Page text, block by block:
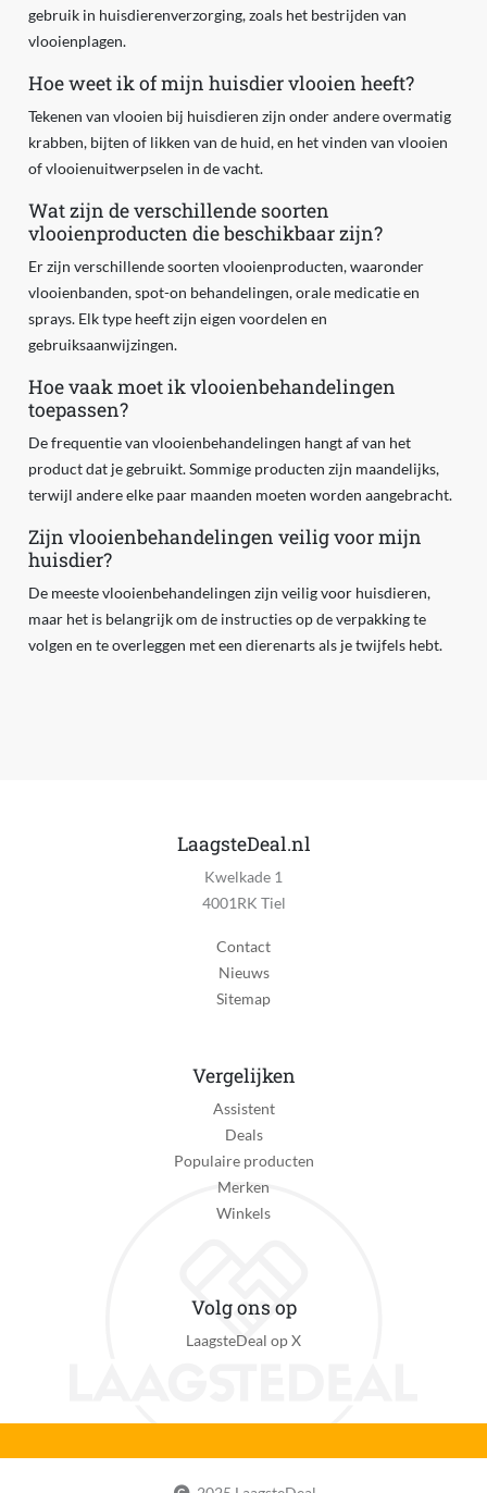
gebruik in huisdierenverzorging, zoals het bestrijden van
vlooienplagen.
Hoe weet ik of mijn huisdier vlooien heeft?
Tekenen van vlooien bij huisdieren zijn onder andere overmatig
krabben, bijten of likken van de huid, en het vinden van vlooien
of vlooienuitwerpselen in de vacht.
Wat zijn de verschillende soorten
vlooienproducten die beschikbaar zijn?
Er zijn verschillende soorten vlooienproducten, waaronder
vlooienbanden, spot-on behandelingen, orale medicatie en
sprays. Elk type heeft zijn eigen voordelen en
gebruiksaanwijzingen.
Hoe vaak moet ik vlooienbehandelingen
toepassen?
De frequentie van vlooienbehandelingen hangt af van het
product dat je gebruikt. Sommige producten zijn maandelijks,
terwijl andere elke paar maanden moeten worden aangebracht.
Zijn vlooienbehandelingen veilig voor mijn
huisdier?
De meeste vlooienbehandelingen zijn veilig voor huisdieren,
maar het is belangrijk om de instructies op de verpakking te
volgen en te overleggen met een dierenarts als je twijfels hebt.
LaagsteDeal.nl
Kwelkade 1
4001RK Tiel
Contact
Nieuws
Sitemap
Vergelijken
Assistent
Deals
Populaire producten
Merken
Winkels
Volg ons op
LaagsteDeal op X